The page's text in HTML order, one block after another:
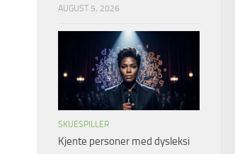
AUGUST 5, 2026
SKUESPILLER
Kjente personer med dysleksi